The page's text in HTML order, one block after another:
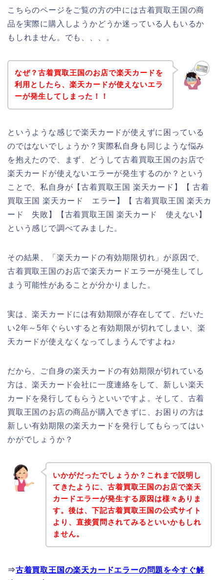
こちらのページをご覧の方の中には古着買取王国の商
品を実際に購入しようかどうか迷っている人もいるか
もしれません。でも、、、。
なぜ？古着買取王国のお店で楽天カードを
利用としたら、楽天カードが使えないエラ
ーが発生してしまった！！
というような感じで楽天カードが使えずに困っている
のではないでしょうか？実際私自身も同じような悩み
を抱えたので、まず、どうして古着買取王国のお店で
楽天カードが使えないエラーが発生するのか？という
ことで、私自身が【古着買取王国 楽天カード】【 古着
買取王国 楽天カード エラー】【 古着買取王国 楽天カ
ード 失敗】【古着買取王国 楽天カード 使えない】
という感じで調べてみました。
その結果、「楽天カードの有効期限切れ」が原因で、
古着買取王国のお店で楽天カードエラーが発生してし
まう可能性があることが分かりました。
実は、楽天カードには有効期限が存在してて、だいた
い2年～5年ぐらいすると有効期限が切れてしまい、楽
天カードが使えなくなってしまうんですよね♪
だから、ご自身の楽天カードの有効期限が切れている
方は、楽天カード会社に一度連絡をして、新しい楽天
カードを発行してもらうといいですよ。そして、古着
買取王国のお店の商品が購入できずに、お困りの方は
新しい有効期限の楽天カードを発行してもらってはい
かがでしょうか？
いかがだったでしょうか？これまで説明し
てきたように、古着買取王国のお店で楽天
カードエラーが発生する原因は様々ありま
す。後は、下記古着買取王国の公式サイト
より、直接質問されてみるといいかもしれ
ません。
⇒古着買取王国の楽天カードエラーの問題を今すぐ解